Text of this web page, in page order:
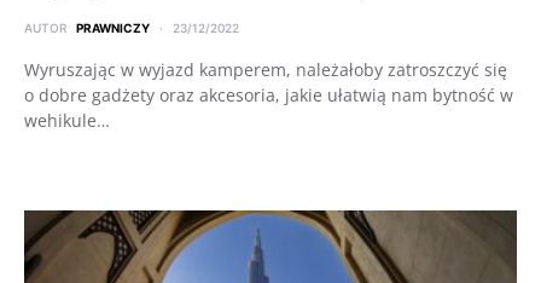
AUTOR PRAWNICZY 23/12/2022
Wyruszając w wyjazd kamperem, należałoby zatroszczyć się
o dobre gadżety oraz akcesoria, jakie ułatwią nam bytność w
wehikule…